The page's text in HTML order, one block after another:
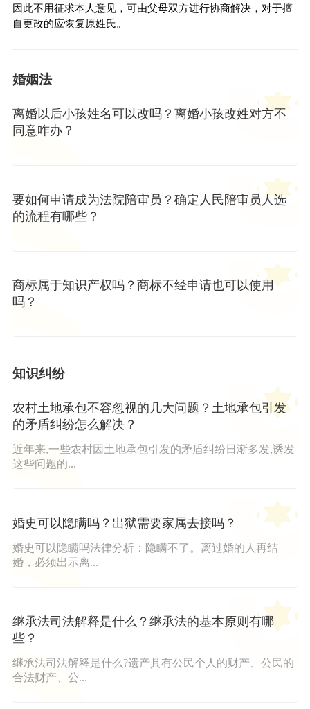
因此不用征求本人意见，可由父母双方进行协商解决，对于擅
自更改的应恢复原姓氏。
婚姻法
离婚以后小孩姓名可以改吗？离婚小孩改姓对方不
同意咋办？
要如何申请成为法院陪审员？确定人民陪审员人选
的流程有哪些？
商标属于知识产权吗？商标不经申请也可以使用
吗？
知识纠纷
农村土地承包不容忽视的几大问题？土地承包引发
的矛盾纠纷怎么解决？
近年来,一些农村因土地承包引发的矛盾纠纷日渐多发,诱发
这些问题的...
婚史可以隐瞒吗？出狱需要家属去接吗？
婚史可以隐瞒吗法律分析：隐瞒不了。离过婚的人再结
婚，必须出示离...
继承法司法解释是什么？继承法的基本原则有哪
些？
继承法司法解释是什么?遗产具有公民个人的财产、公民的
合法财产、公...